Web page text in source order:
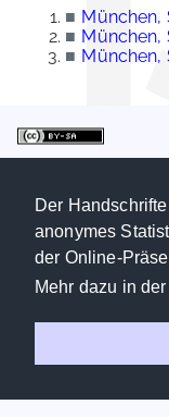
Der
anonymes
der Online-
Mehr dazu in der
■ München,
■ München,
■ München,